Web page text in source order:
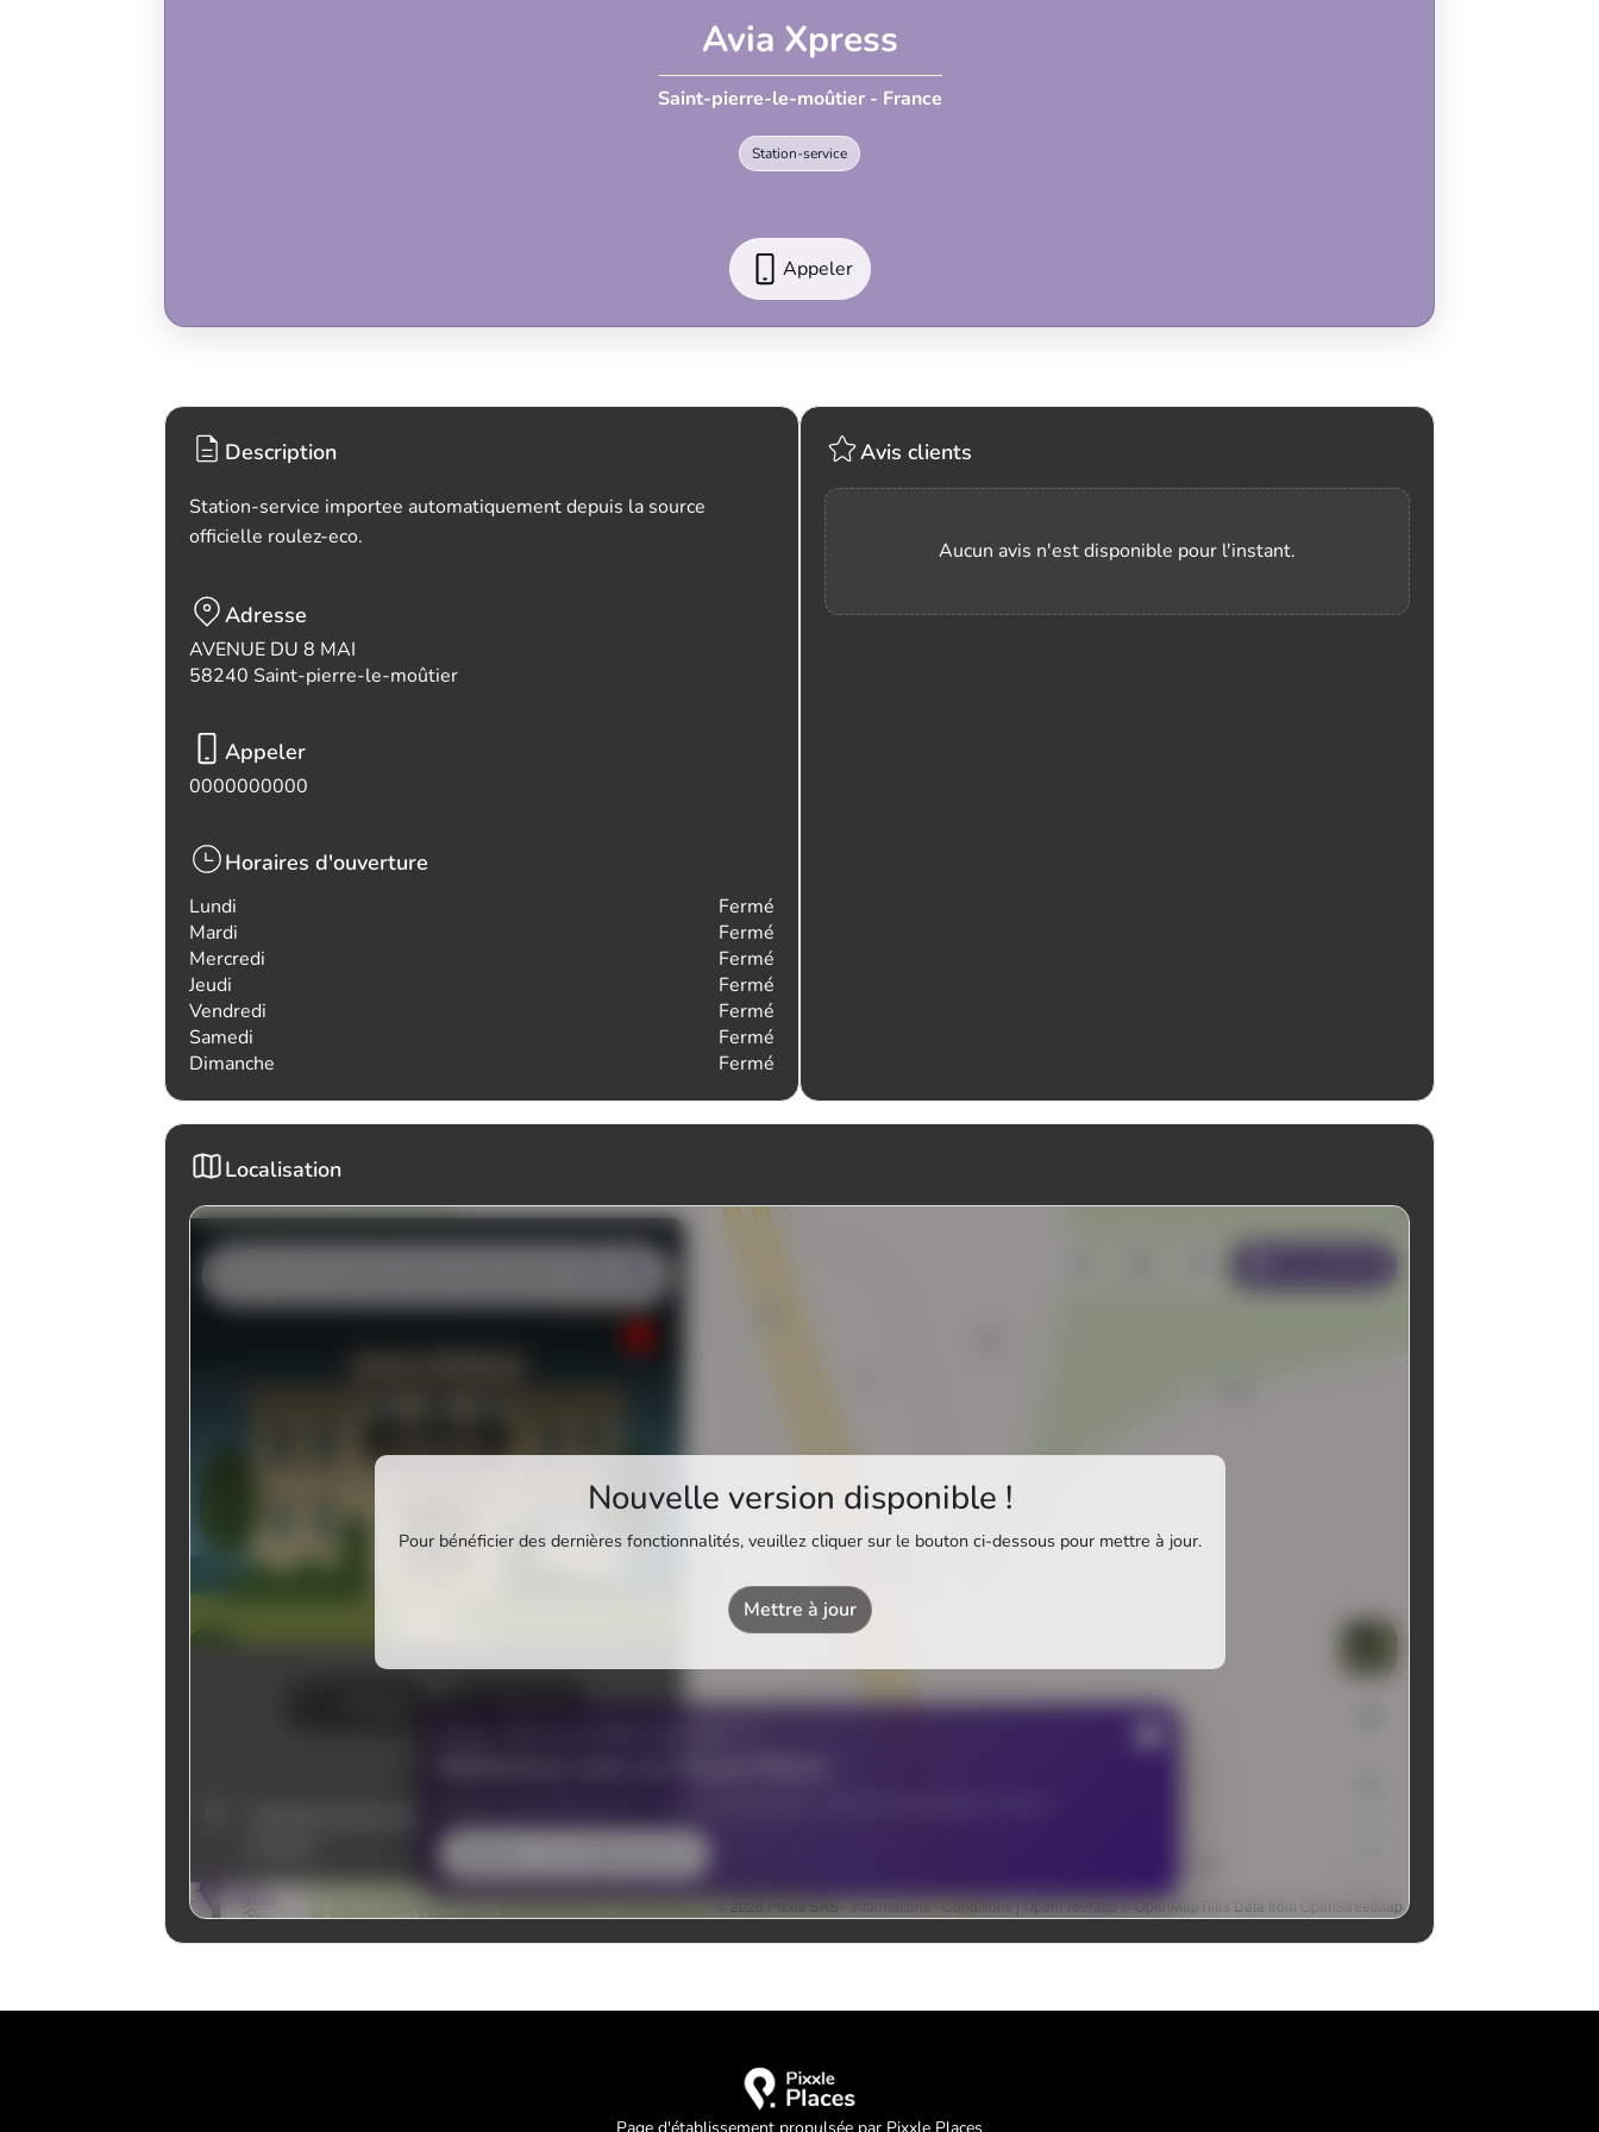
Avia Xpress
Saint-pierre-le-moûtier - France
Station-service
Appeler
Description
Station-service importee automatiquement depuis la source
officielle roulez-eco.
Adresse
AVENUE DU 8 MAI
58240 Saint-pierre-le-moûtier
Appeler
0000000000
Horaires d'ouverture
Lundi
Fermé
Mardi
Fermé
Mercredi
Fermé
Jeudi
Fermé
Vendredi
Fermé
Samedi
Fermé
Dimanche
Fermé
Avis clients
Aucun avis n'est disponible pour l'instant.
Localisation